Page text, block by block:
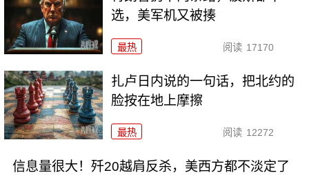
选，美军机又被揍
最热 阅读 17170
扎卢日内说的一句话，把北约的
脸按在地上摩擦
最热 阅读 12272
信息量很大！歼20越肩反杀，美西方都不淡定了